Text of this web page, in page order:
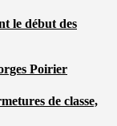
le début des
Poirier
de classe,